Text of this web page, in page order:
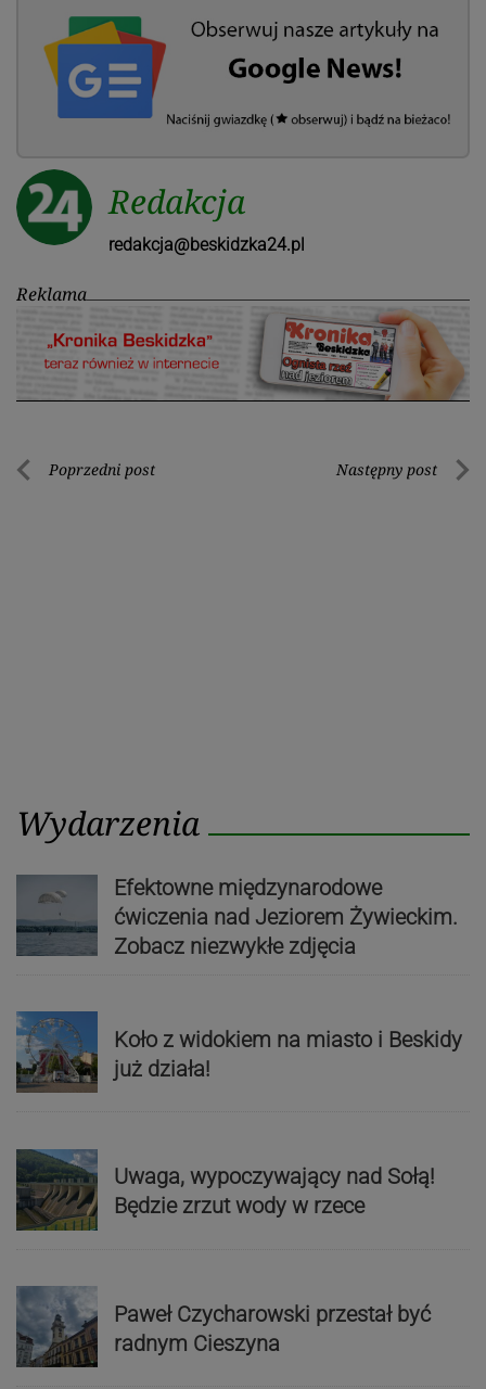
Redakcja
redakcja@beskidzka24.pl
Reklama
Nawigacja
Poprzedni post Następny post
Wydarzenia
Efektowne międzynarodowe
ćwiczenia nad Jeziorem Żywieckim.
Zobacz niezwykłe zdjęcia
Koło z widokiem na miasto i Beskidy
już działa!
Uwaga, wypoczywający nad Sołą!
Będzie zrzut wody w rzece
Paweł Czycharowski przestał być
radnym Cieszyna